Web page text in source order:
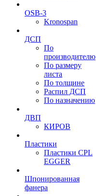
OSB-3
Kronospan
ДСП
По
производителю
По размеру
листа
По толщине
Распил ДСП
По назначению
ДВП
КИРОВ
Пластики
Пластики CPL
EGGER
Шпонированная
фанера